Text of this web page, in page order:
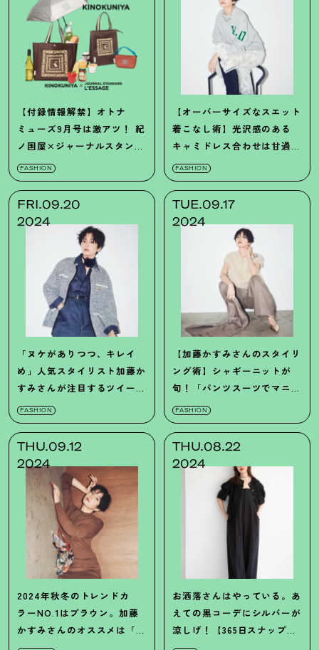
【付録情報解禁】オトナ
ミューズ9月号は激アツ！ 紀
ノ国屋×ジャーナルスタン
ダードレサージュの大人気
バッグが登場！
FASHION
【オーバーサイズなスエット
着こなし術】光沢感のある
キャミドレス合わせは甘過ぎ
ずに愛らしい！
FASHION
FRI.09.20
2024
「ヌケがありつつ、キレイ
め」人気スタイリスト加藤か
すみさんが注目するツイード
ジャケットとは？
FASHION
TUE.09.17
2024
【加藤かすみさんのスタイリ
ング術】シャギーニットが
旬！「パンツスーツでマニッ
シュに、ブローチやパンプス
合わせで品よくまとめて」
FASHION
THU.09.12
2024
2024年秋冬のトレンドカ
ラーNO.1はブラウン。加藤
かすみさんのオススメは「全
身で着る」こと！
THU.08.22
2024
お洒落さんはやっている。あ
えての黒コーデにシルバーが
涼しげ！【365日スナップ】
市川綾子さん